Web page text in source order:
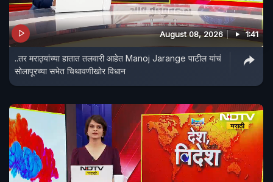
August 08, 2026 1:41
..तर मराठ्यांच्या हातात तलवारी आहेत Manoj Jarange पाटील यांचं
सोलापूरच्या सभेत चिथावणीखोर विधान